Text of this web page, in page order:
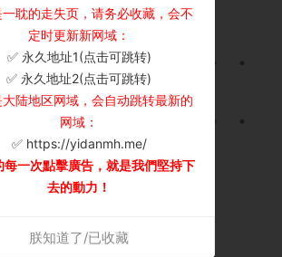
耽的走失页，请务必收藏，会不
定时更新新网域：
✅ 永久地址1(点击可跳转)
✅ 永久地址2(点击可跳转)
陆地区网域，会自动跳转最新的
网域：
✅ https://yidanmh.me/
每一次點擊廣告，就是我們堅持下
去的動力！
朕知道了/已收藏